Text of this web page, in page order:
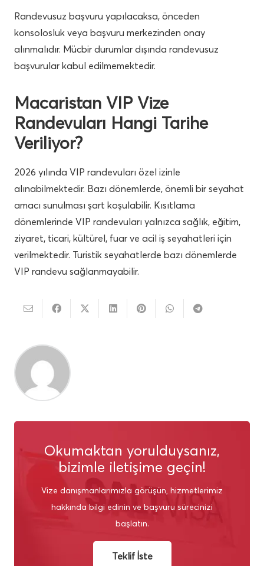
Randevusuz başvuru yapılacaksa, önceden
konsolosluk veya başvuru merkezinden onay
alınmalıdır. Mücbir durumlar dışında randevusuz
başvurular kabul edilmemektedir.
Macaristan VIP Vize
Randevuları Hangi Tarihe
Veriliyor?
2026 yılında VIP randevuları özel izinle
alınabilmektedir. Bazı dönemlerde, önemli bir seyahat
amacı sunulması şart koşulabilir. Kısıtlama
dönemlerinde VIP randevuları yalnızca sağlık, eğitim,
ziyaret, ticari, kültürel, fuar ve acil iş seyahatleri için
verilmektedir. Turistik seyahatlerde bazı dönemlerde
VIP randevu sağlanmayabilir.
Okumaktan yorulduysanız,
bizimle iletişime geçin!
Vize danışmanlarımızla görüşün, hizmetlerimiz
hakkında bilgi edinin ve başvuru sürecinizi
başlatın.
Teklif İste